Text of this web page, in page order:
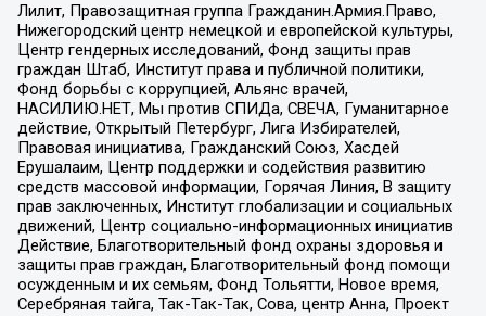
Лилит, Правозащитная группа Гражданин.Армия.Право,
Нижегородский центр немецкой и европейской культуры,
Центр гендерных исследований, Фонд защиты прав
граждан Штаб, Институт права и публичной политики,
Фонд борьбы с коррупцией, Альянс врачей,
НАСИЛИЮ.НЕТ, Мы против СПИДа, СВЕЧА, Гуманитарное
действие, Открытый Петербург, Лига Избирателей,
Правовая инициатива, Гражданский Союз, Хасдей
Ерушалаим, Центр поддержки и содействия развитию
средств массовой информации, Горячая Линия, В защиту
прав заключенных, Институт глобализации и социальных
движений, Центр социально-информационных инициатив
Действие, Благотворительный фонд охраны здоровья и
защиты прав граждан, Благотворительный фонд помощи
осужденным и их семьям, Фонд Тольятти, Новое время,
Серебряная тайга, Так-Так-Так, Сова, центр Анна, Проект